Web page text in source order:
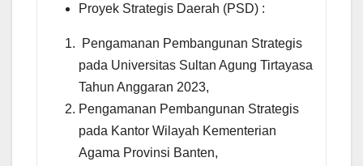
Proyek Strategis Daerah (PSD) :
Pengamanan Pembangunan Strategis
pada Universitas Sultan Agung Tirtayasa
Tahun Anggaran 2023,
Pengamanan Pembangunan Strategis
pada Kantor Wilayah Kementerian
Agama Provinsi Banten,